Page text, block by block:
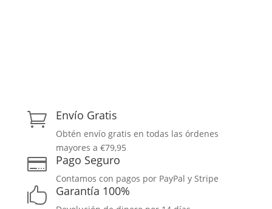
 Envío Gratis
Obtén envío gratis en todas las órdenes
mayores a €79,95
 Pago Seguro
Contamos con pagos por PayPal y Stripe
 Garantía 100%